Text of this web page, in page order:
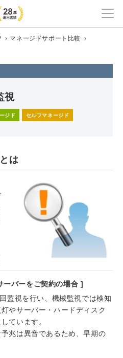
› マネージドサポート比較
›
視
ジド セルフマネージド
は
バーをご契約の場合 ]
監視を行い、機械監視では検知
やサーバー・ハードディスク
ています。
兆は異音であるため、早期の